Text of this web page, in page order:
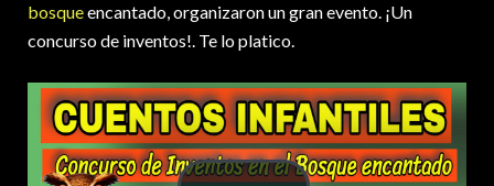
bosqueencantado, organizaron un gran evento. ¡Un
concurso de inventos!. Te lo platico.